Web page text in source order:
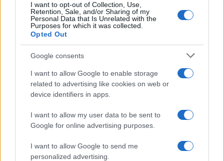
I want to opt-out of Collection, Use,
Retention, Sale, and/or Sharing of my
Personal Data that Is Unrelated with the
Purposes for which it was collected.
Opted Out
Google consents
I want to allow Google to enable storage
related to advertising like cookies on web or
device identifiers in apps.
I want to allow my user data to be sent to
Google for online advertising purposes.
I want to allow Google to send me
personalized advertising.
Brent cae un 8.3% y arrastra a las materias primas en agosto